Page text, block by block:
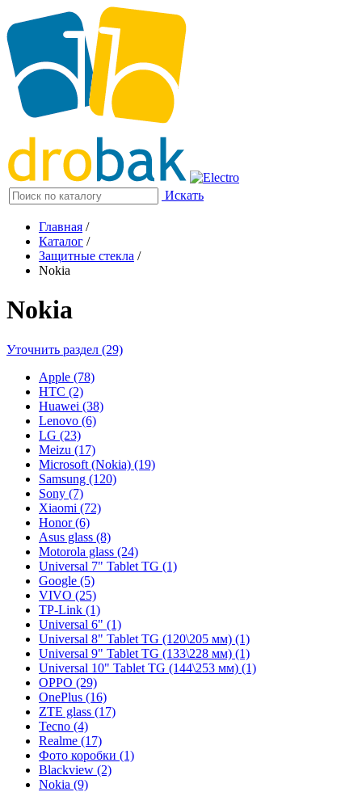
Искать
Главная /
Каталог /
Защитные стекла /
Nokia
Nokia
Уточнить раздел (29)
Apple (78)
HTC (2)
Huawei (38)
Lenovo (6)
LG (23)
Meizu (17)
Microsoft (Nokia) (19)
Samsung (120)
Sony (7)
Xiaomi (72)
Honor (6)
Asus glass (8)
Motorola glass (24)
Universal 7" Tablet TG (1)
Google (5)
VIVO (25)
TP-Link (1)
Universal 6" (1)
Universal 8" Tablet TG (120\205 мм) (1)
Universal 9" Tablet TG (133\228 мм) (1)
Universal 10" Tablet TG (144\253 мм) (1)
OPPO (29)
OnePlus (16)
ZTE glass (17)
Tecno (4)
Realme (17)
Фото коробки (1)
Blackview (2)
Nokia (9)